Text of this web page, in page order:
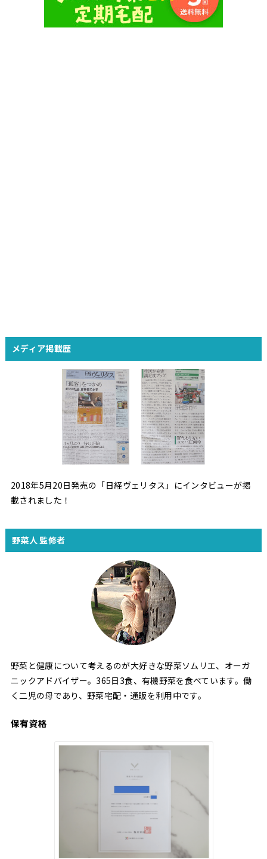
メディア掲載歴
2018年5月20日発売の「日経ヴェリタス」にインタビューが掲
載されました！
野菜人 監修者
野菜と健康について考えるのが大好きな野菜ソムリエ、オーガ
ニックアドバイザー。365日3食、有機野菜を食べています。働
く二児の母であり、野菜宅配・通販を利用中です。
保有資格